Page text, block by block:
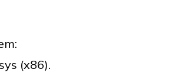
(x86).